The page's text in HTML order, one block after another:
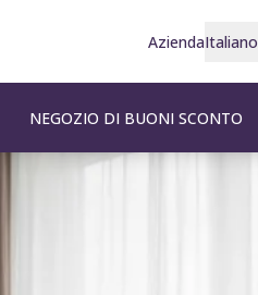
AziendaItaliano
NEGOZIO DI BUONI SCONTO